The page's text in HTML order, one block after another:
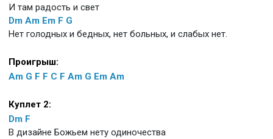
И там радость и свет
Dm Am Em F G
Нет голодных и бедных, нет больных, и слабых нет.
Проигрыш:
Am G F F C F Am G Em Am
Куплет 2:
Dm F
В дизайне Божьем нету одиночества